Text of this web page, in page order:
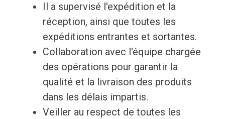
Il a supervisé l'expédition et la
réception, ainsi que toutes les
expéditions entrantes et sortantes.
Collaboration avec l'équipe chargée
des opérations pour garantir la
qualité et la livraison des produits
dans les délais impartis.
Veiller au respect de toutes les